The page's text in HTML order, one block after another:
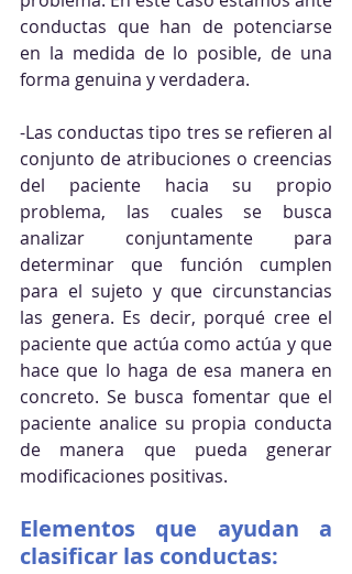
conductas que han de potenciarse
en la medida de lo posible, de una
forma genuina y verdadera.
-Las conductas tipo tres se refieren al
conjunto de atribuciones o creencias
del paciente hacia su propio
problema, las cuales se busca
analizar conjuntamente para
determinar que función cumplen
para el sujeto y que circunstancias
las genera. Es decir, porqué cree el
paciente que actúa como actúa y que
hace que lo haga de esa manera en
concreto. Se busca fomentar que el
paciente analice su propia conducta
de manera que pueda generar
modificaciones positivas.
Elementos que ayudan a
clasificar las conductas: